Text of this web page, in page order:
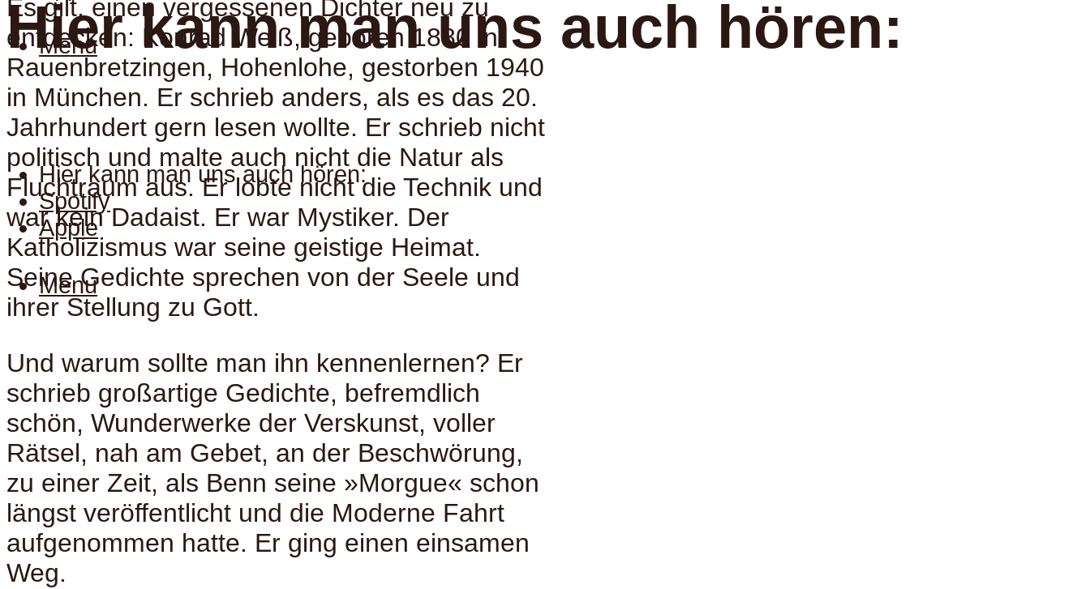
Menu
Hier kann man uns auch hören:
Hier kann man uns auch hören:
Spotify
Apple
Menu
Es gilt, einen vergessenen Dichter neu zu
entdecken: Konrad Weiß, geboren 1880 in
Rauenbretzingen, Hohenlohe, gestorben 1940
in München. Er schrieb anders, als es das 20.
Jahrhundert gern lesen wollte. Er schrieb nicht
politisch und malte auch nicht die Natur als
Fluchtraum aus. Er lobte nicht die Technik und
war kein Dadaist. Er war Mystiker. Der
Katholizismus war seine geistige Heimat.
Seine Gedichte sprechen von der Seele und
ihrer Stellung zu Gott.
Und warum sollte man ihn kennenlernen? Er
schrieb großartige Gedichte, befremdlich
schön, Wunderwerke der Verskunst, voller
Rätsel, nah am Gebet, an der Beschwörung,
zu einer Zeit, als Benn seine »Morgue« schon
längst veröffentlicht und die Moderne Fahrt
aufgenommen hatte. Er ging einen einsamen
Weg.